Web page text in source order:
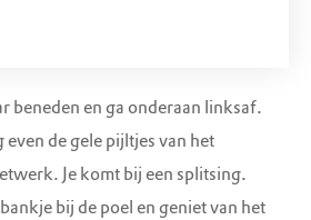
is de Steile Oever
is een vlonderpad
hoog water ook droge
beneden en ga onderaan linksaf.
de gele pijltjes van het
Je komt bij een splitsing.
bij de poel en geniet van het